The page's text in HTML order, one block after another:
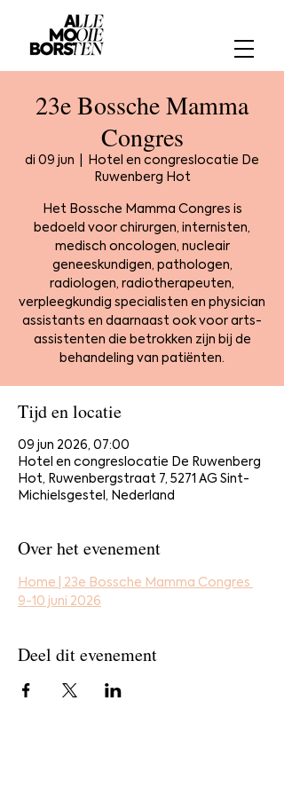
23e Bossche Mamma
Congres
di 09 jun
Hotel en congreslocatie De
Ruwenberg Hot
Het Bossche Mamma Congres is
bedoeld voor chirurgen, internisten,
medisch oncologen, nucleair
geneeskundigen, pathologen,
radiologen, radiotherapeuten,
verpleegkundig specialisten en physician
assistants en daarnaast ook voor arts-
assistenten die betrokken zijn bij de
behandeling van patiënten.
Tijd en locatie
09 jun 2026, 07:00
Hotel en congreslocatie De Ruwenberg
Hot, Ruwenbergstraat 7, 5271 AG Sint-
Michielsgestel, Nederland
Over het evenement
Home | 23e Bossche Mamma Congres
9-10 juni 2026
Deel dit evenement